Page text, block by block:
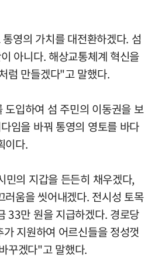
영의 가치를 대전환하겠다. 섬
아니다. 해상교통체계 혁신을
럼 만들겠다"고 말했다.
도입하여 섬 주민의 이동권을 보
임을 바꿔 통영의 영토를 바다
이다.
민의 지갑을 든든히 채우겠다,
러움을 씻어내겠다. 전시성 토목
33만 원을 지급하겠다. 경로당
지원하여 어르신들을 정성껏
꾸겠다"고 말했다.